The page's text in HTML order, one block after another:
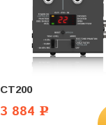
CT200
3 884 Р